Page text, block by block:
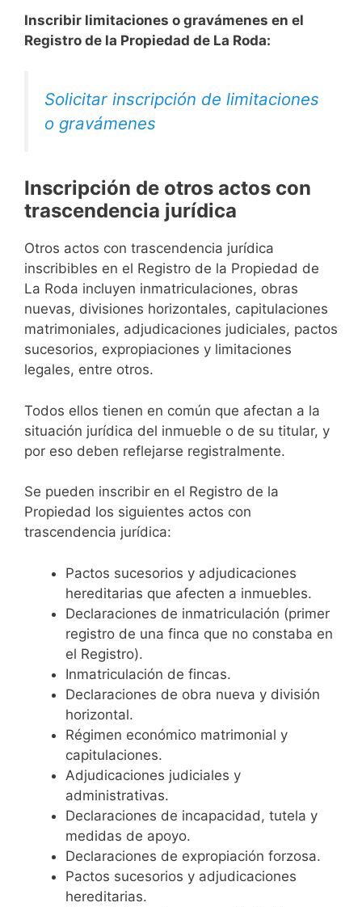
Inscribir limitaciones o gravámenes en el
Registro de la Propiedad de La Roda:
Solicitar inscripción de limitaciones
o gravámenes
Inscripción de otros actos con
trascendencia jurídica
Otros actos con trascendencia jurídica
inscribibles en el Registro de la Propiedad de
La Roda incluyen inmatriculaciones, obras
nuevas, divisiones horizontales, capitulaciones
matrimoniales, adjudicaciones judiciales, pactos
sucesorios, expropiaciones y limitaciones
legales, entre otros.
Todos ellos tienen en común que afectan a la
situación jurídica del inmueble o de su titular, y
por eso deben reflejarse registralmente.
Se pueden inscribir en el Registro de la
Propiedad los siguientes actos con
trascendencia jurídica:
Pactos sucesorios y adjudicaciones
hereditarias que afecten a inmuebles.
Declaraciones de inmatriculación (primer
registro de una finca que no constaba en
el Registro).
Inmatriculación de fincas.
Declaraciones de obra nueva y división
horizontal.
Régimen económico matrimonial y
capitulaciones.
Adjudicaciones judiciales y
administrativas.
Declaraciones de incapacidad, tutela y
medidas de apoyo.
Declaraciones de expropiación forzosa.
Pactos sucesorios y adjudicaciones
hereditarias.